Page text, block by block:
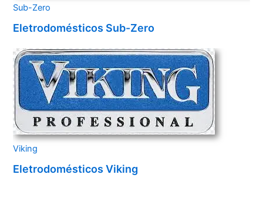
Sub-Zero
Eletrodomésticos Sub-Zero
Viking
Eletrodomésticos Viking